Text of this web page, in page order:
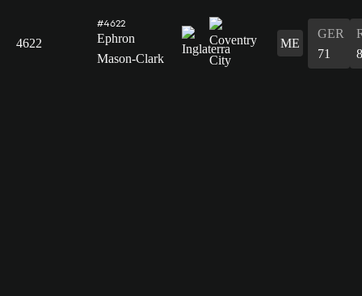
4622
#4622
Ephron
Mason-Clark
ME
GER
71